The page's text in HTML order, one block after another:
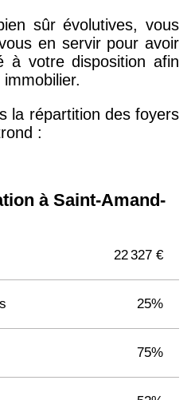
sûr évolutives, vous
en servir pour avoir
à votre disposition afin
la répartition des foyers
:
à Saint-Amand-
22 327 €
25%
75%